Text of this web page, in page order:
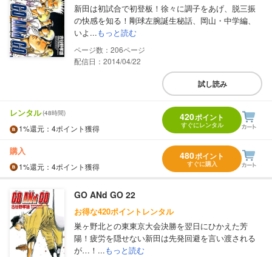
新田は初試合で初登板！徐々に調子をあげ、脱三振
の快感を知る！剛球左腕誕生秘話、岡山・中学編、
いよ...もっと読む
206
配信日：2014/04/22
試し読み
レンタル(48時間)
1%還元 ：4ポイント獲得
420ポイント
すぐにレンタル
購入
1%還元 ：4ポイント獲得
480ポイント
すぐに購入
GO ANd GO 22
お得な420ポイントレンタル
巣ヶ野北との東東京大会決勝を翌日にひかえた芳
陽！疲労を隠せない新田は先発回避を言い渡される
が…！...もっと読む